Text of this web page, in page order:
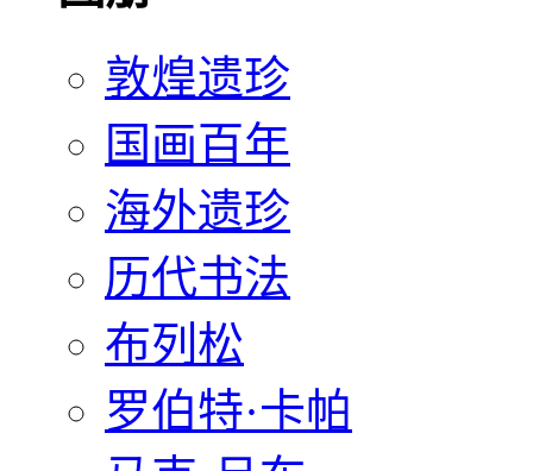
敦煌遗珍
国画百年
海外遗珍
历代书法
布列松
罗伯特·卡帕